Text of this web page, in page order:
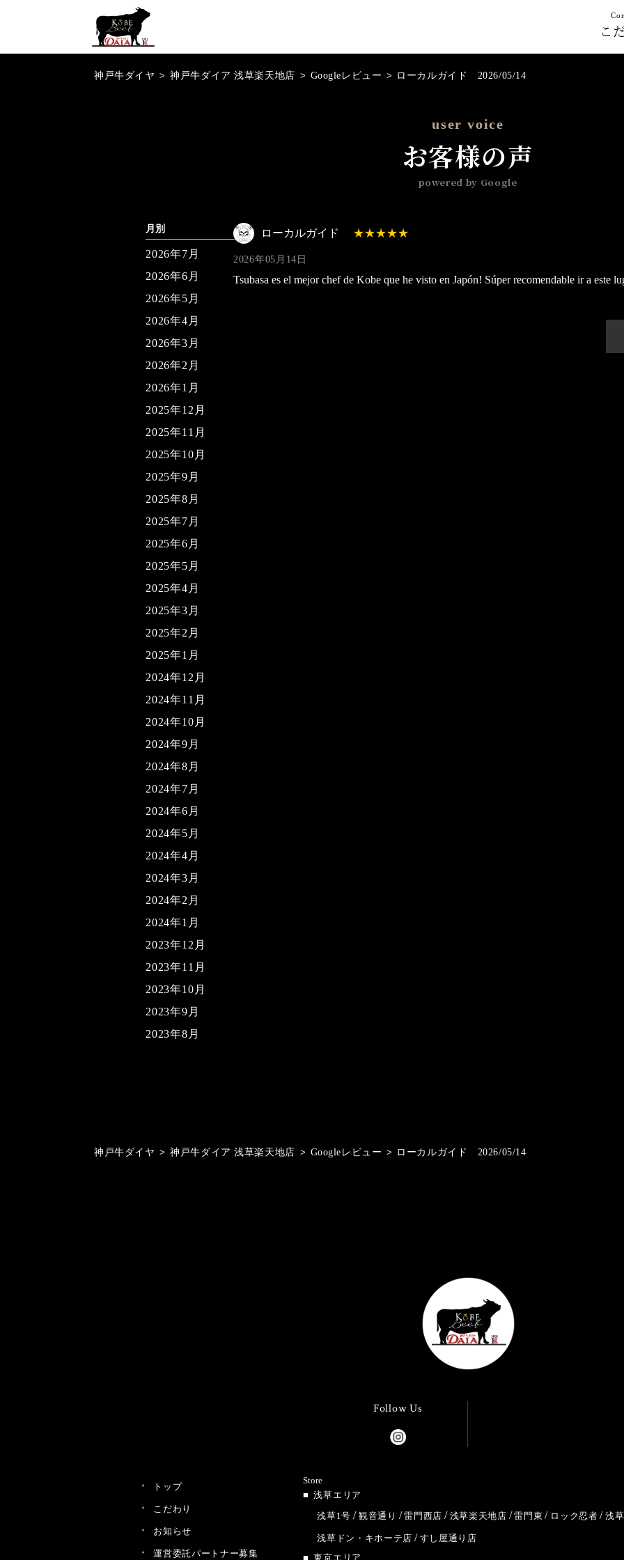
こ
神戸牛ダイヤ > 神戸牛ダイア 浅草楽天地店 > Googleレビュー > ローカルガイド 2026/05/14
user voice
お客様の声
powered by Google
ローカルガイド
2026年05月14日
Tsubasa es el mejor chef de Kobe que he visto en Japón! Súper recomendable ir a este
月別
2026年7月
2026年6月
2026年5月
2026年4月
2026年3月
2026年2月
2026年1月
2025年12月
2025年11月
2025年10月
2025年9月
2025年8月
2025年7月
2025年6月
2025年5月
2025年4月
2025年3月
2025年2月
2025年1月
2024年12月
2024年11月
2024年10月
2024年9月
2024年8月
2024年7月
2024年6月
2024年5月
2024年4月
2024年3月
2024年2月
2024年1月
2023年12月
2023年11月
2023年10月
2023年9月
2023年8月
神戸牛ダイヤ > 神戸牛ダイア 浅草楽天地店 > Googleレビュー > ローカルガイド 2026/05/14
Follow Us
トップ
こだわり
お知らせ
運営委託パートナー募集
Store
浅草エリア
浅草1号
観音通り 雷門西店 浅草楽天地店 雷門東 ロック忍者 浅
浅草ドン・キホーテ店
すし屋通り店
東京エリア